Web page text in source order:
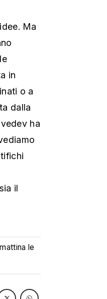
Ma
in
o a
dalla
ha
il
le